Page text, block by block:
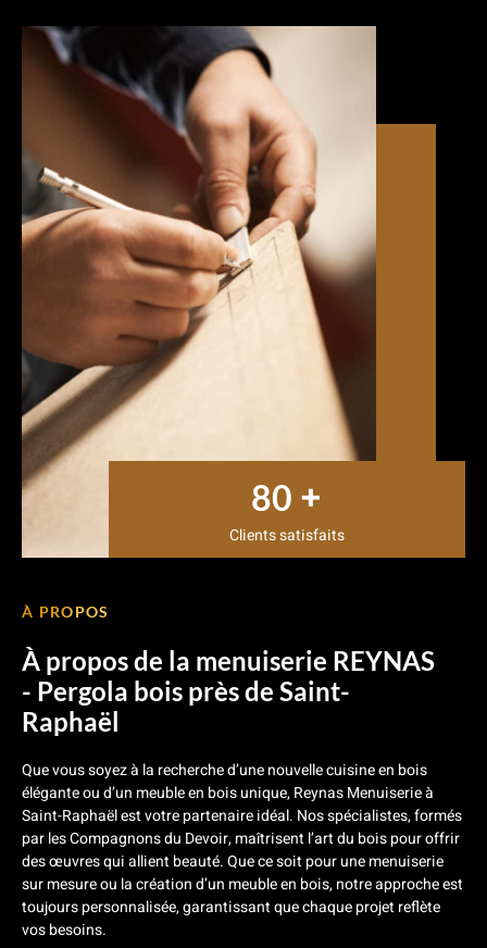
80 +
Clients satisfaits
À PROPOS
À propos de la menuiserie REYNAS
- Pergola bois près de Saint-
Raphaël
Que vous soyez à la recherche d’une nouvelle cuisine en bois
élégante ou d’un meuble en bois unique, Reynas Menuiserie à
Saint-Raphaël est votre partenaire idéal. Nos spécialistes, formés
par les Compagnons du Devoir, maîtrisent l’art du bois pour offrir
des œuvres qui allient beauté. Que ce soit pour une menuiserie
sur mesure ou la création d’un meuble en bois, notre approche est
toujours personnalisée, garantissant que chaque projet reflète
vos besoins.